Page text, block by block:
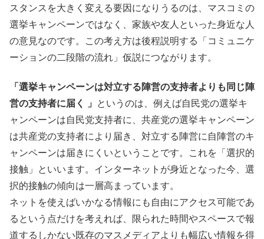
スタンスを大きく変える要因になりうるのは、マスコミの
選挙キャンペーンではなく、家族や友人といった身近な人
の意見なのです。この考え方は後程説明する「コミュニケ
ーションの二段階の流れ」仮説につながります。
「選挙キャンペーンは対立する陣営の支持者よりも同じ陣
営の支持者に届く 」
というのは、例えば自民党の選挙キ
ャンペーンは自民党支持者に、共産党の選挙キャンペーン
は共産党の支持者により届き、対立する陣営に自陣営のキ
ャンペーンは届きにくいということです。これを「選択的
接触」といいます。インターネットが身近となった今、選
択的接触の傾向は一層高まっています。
ネットを使えばいかなる情報にも自由にアクセス可能であ
るという点だけを考えれば、限られた時間やスペースで報
道するしかない既存のマスメディアよりも幅広い情報を得